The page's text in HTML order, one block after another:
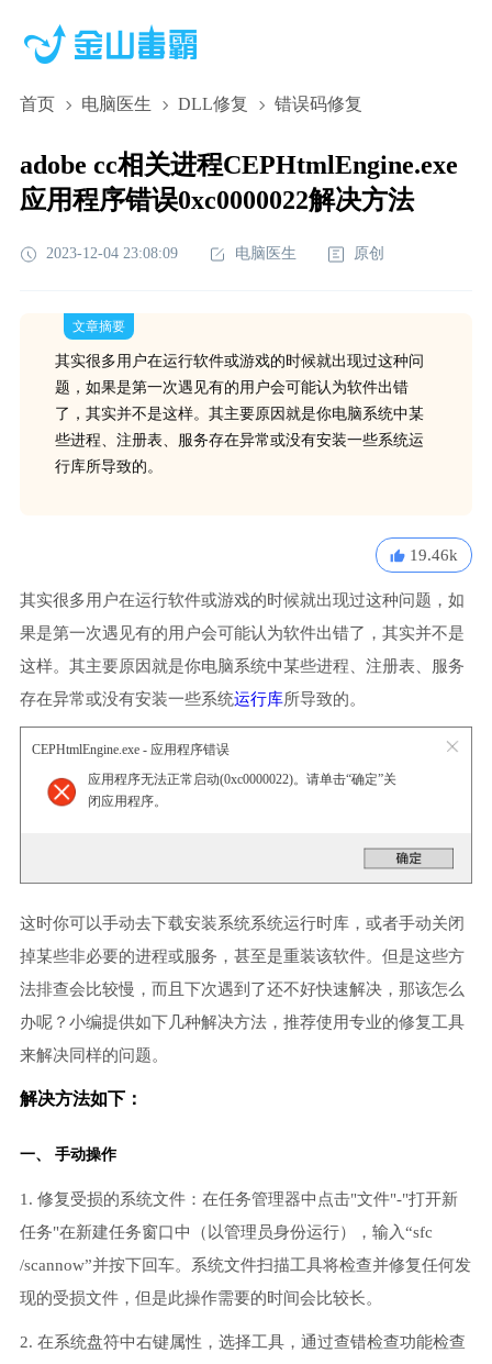
首页 电脑医生 DLL修复 错误码修复
adobe cc相关进程CEPHtmlEngine.exe
应用程序错误0xc0000022解决方法
2023-12-04 23:08:09 电脑医生 原创
文章摘要
其实很多用户在运行软件或游戏的时候就出现过这种问
题，如果是第一次遇见有的用户会可能认为软件出错
了，其实并不是这样。其主要原因就是你电脑系统中某
些进程、注册表、服务存在异常或没有安装一些系统运
行库所导致的。
19.46k
其实很多用户在运行软件或游戏的时候就出现过这种问题，如
果是第一次遇见有的用户会可能认为软件出错了，其实并不是
这样。其主要原因就是你电脑系统中某些进程、注册表、服务
存在异常或没有安装一些系统运行库所导致的。
CEPHtmlEngine.exe - 应用程序错误
应用程序无法正常启动(0xc0000022)。请单击“确定”关
闭应用程序。
这时你可以手动去下载安装系统系统运行时库，或者手动关闭
掉某些非必要的进程或服务，甚至是重装该软件。但是这些方
法排查会比较慢，而且下次遇到了还不好快速解决，那该怎么
办呢？小编提供如下几种解决方法，推荐使用专业的修复工具
来解决同样的问题。
解决方法如下：
一、 手动操作
1. 修复受损的系统文件：在任务管理器中点击"文件"-"打开新
任务"在新建任务窗口中（以管理员身份运行），输入“sfc
/scannow”并按下回车。系统文件扫描工具将检查并修复任何发
现的受损文件，但是此操作需要的时间会比较长。
2. 在系统盘符中右键属性，选择工具，通过查错检查功能检查